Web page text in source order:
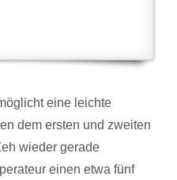
eine leichte
dem ersten und zweiten
wieder gerade
einen etwa fünf